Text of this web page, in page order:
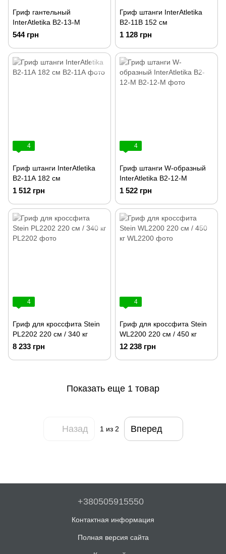
Гриф гантельный
InterAtletika B2-13-M
544 грн
Гриф штанги InterAtletika
B2-11B 152 см
1 128 грн
4
Гриф штанги InterAtletika
B2-11А 182 см
1 512 грн
4
Гриф штанги W-образный
InterAtletika B2-12-M
1 522 грн
4
Гриф для кроссфита Stein
PL2202 220 см / 340 кг
8 233 грн
4
Гриф для кроссфита Stein
WL2200 220 см / 450 кг
12 238 грн
Показать еще 1 товар
Назад 1 из 2 Вперед
+380505915550
Контактная информация
Полная версия сайта